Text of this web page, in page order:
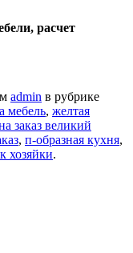
расчет
admin в рубрике
мебель, желтая
заказ великий
, п-образная кухня,
хозяйки.